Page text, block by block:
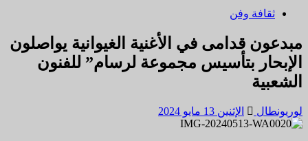
ثقافة وفن
مبدعون قدامى في الأغنية الغيوانية يواصلون
الإبحار بتأسيس مجموعة لرسام” للفنون
الشعبية
لوريونطال الإثنين 13 مايو 2024